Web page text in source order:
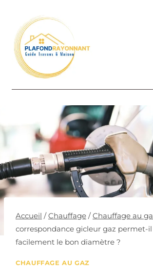
contenu
Accueil / Chauffage / Chauffage au
correspondance gicleur gaz permet-
facilement le bon diamètre ?
CHAUFFAGE AU GAZ